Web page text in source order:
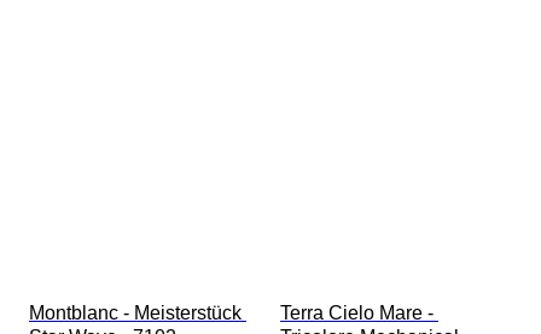
Montblanc - Meisterstück
Terra Cielo Mare -